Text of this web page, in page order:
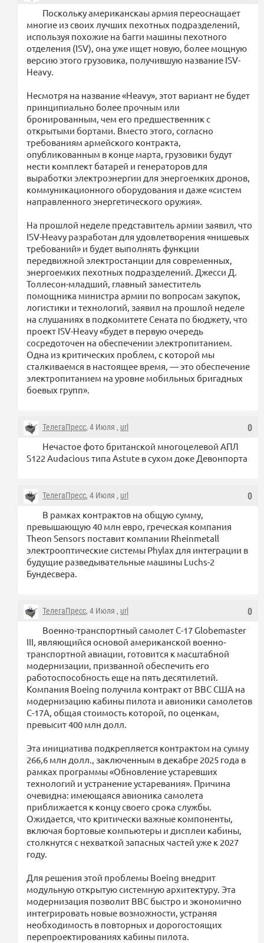
Поскольку американскаы армия переоснащает
многие из своих лучших пехотных подразделений,
используя похожие на багги машины пехотного
отделения (ISV), она уже ищет новую, более мощную
версию этого грузовика, получившую название ISV-
Heavy.
Несмотря на название «Heavy», этот вариант не будет
принципиально более прочным или
бронированным, чем его предшественник с
открытыми бортами. Вместо этого, согласно
требованиям армейского контракта,
опубликованным в конце марта, грузовики будут
нести комплект батарей и генераторов для
выработки электроэнергии для энергоемких дронов,
коммуникационного оборудования и даже «систем
направленного энергетического оружия».
На прошлой неделе представитель армии заявил, что
ISV-Heavy разработан для удовлетворения «нишевых
требований» и будет выполнять функции
передвижной электростанции для современных,
энергоемких пехотных подразделений. Джесси Д.
Толлесон-младший, главный заместитель
помощника министра армии по вопросам закупок,
логистики и технологий, заявил на прошлой неделе
на слушаниях в подкомитете Сената по бюджету, что
проект ISV-Heavy «будет в первую очередь
сосредоточен на обеспечении электропитанием.
Одна из критических проблем, с которой мы
сталкиваемся в настоящее время, — это обеспечение
электропитанием на уровне мобильных бригадных
боевых групп».
0
ТелегаПресс, 4 Июля , url
Нечастое фото британской многоцелевой АПЛ
S122 Audacious типа Astute в сухом доке Девонпорта
0
ТелегаПресс, 4 Июля , url
В рамках контрактов на общую сумму,
превышающую 40 млн евро, греческая компания
Theon Sensors поставит компании Rheinmetall
электрооптические системы Phylax для интеграции в
будущие разведывательные машины Luchs-2
Бундесвера.
0
ТелегаПресс, 4 Июля , url
Военно-транспортный самолет C-17 Globemaster
III, являющийся основой американской военно-
транспортной авиации, готовится к масштабной
модернизации, призванной обеспечить его
работоспособность еще на пять десятилетий.
Компания Boeing получила контракт от ВВС США на
модернизацию кабины пилота и авионики самолетов
C-17A, общая стоимость которой, по оценкам,
превысит 400 млн долл.
Эта инициатива подкрепляется контрактом на сумму
266,6 млн долл., заключенным в декабре 2025 года в
рамках программы «Обновление устаревших
технологий и устранение устаревания». Причина
очевидна: имеющаяся авионика самолета
приближается к концу своего срока службы.
Ожидается, что критически важные компоненты,
включая бортовые компьютеры и дисплеи кабины,
столкнутся с нехваткой запасных частей уже к 2027
году.
Для решения этой проблемы Boeing внедрит
модульную открытую системную архитектуру. Эта
модернизация позволит ВВС быстро и экономично
интегрировать новые возможности, устраняя
необходимость в повторных и дорогостоящих
перепроектированиях кабины пилота.